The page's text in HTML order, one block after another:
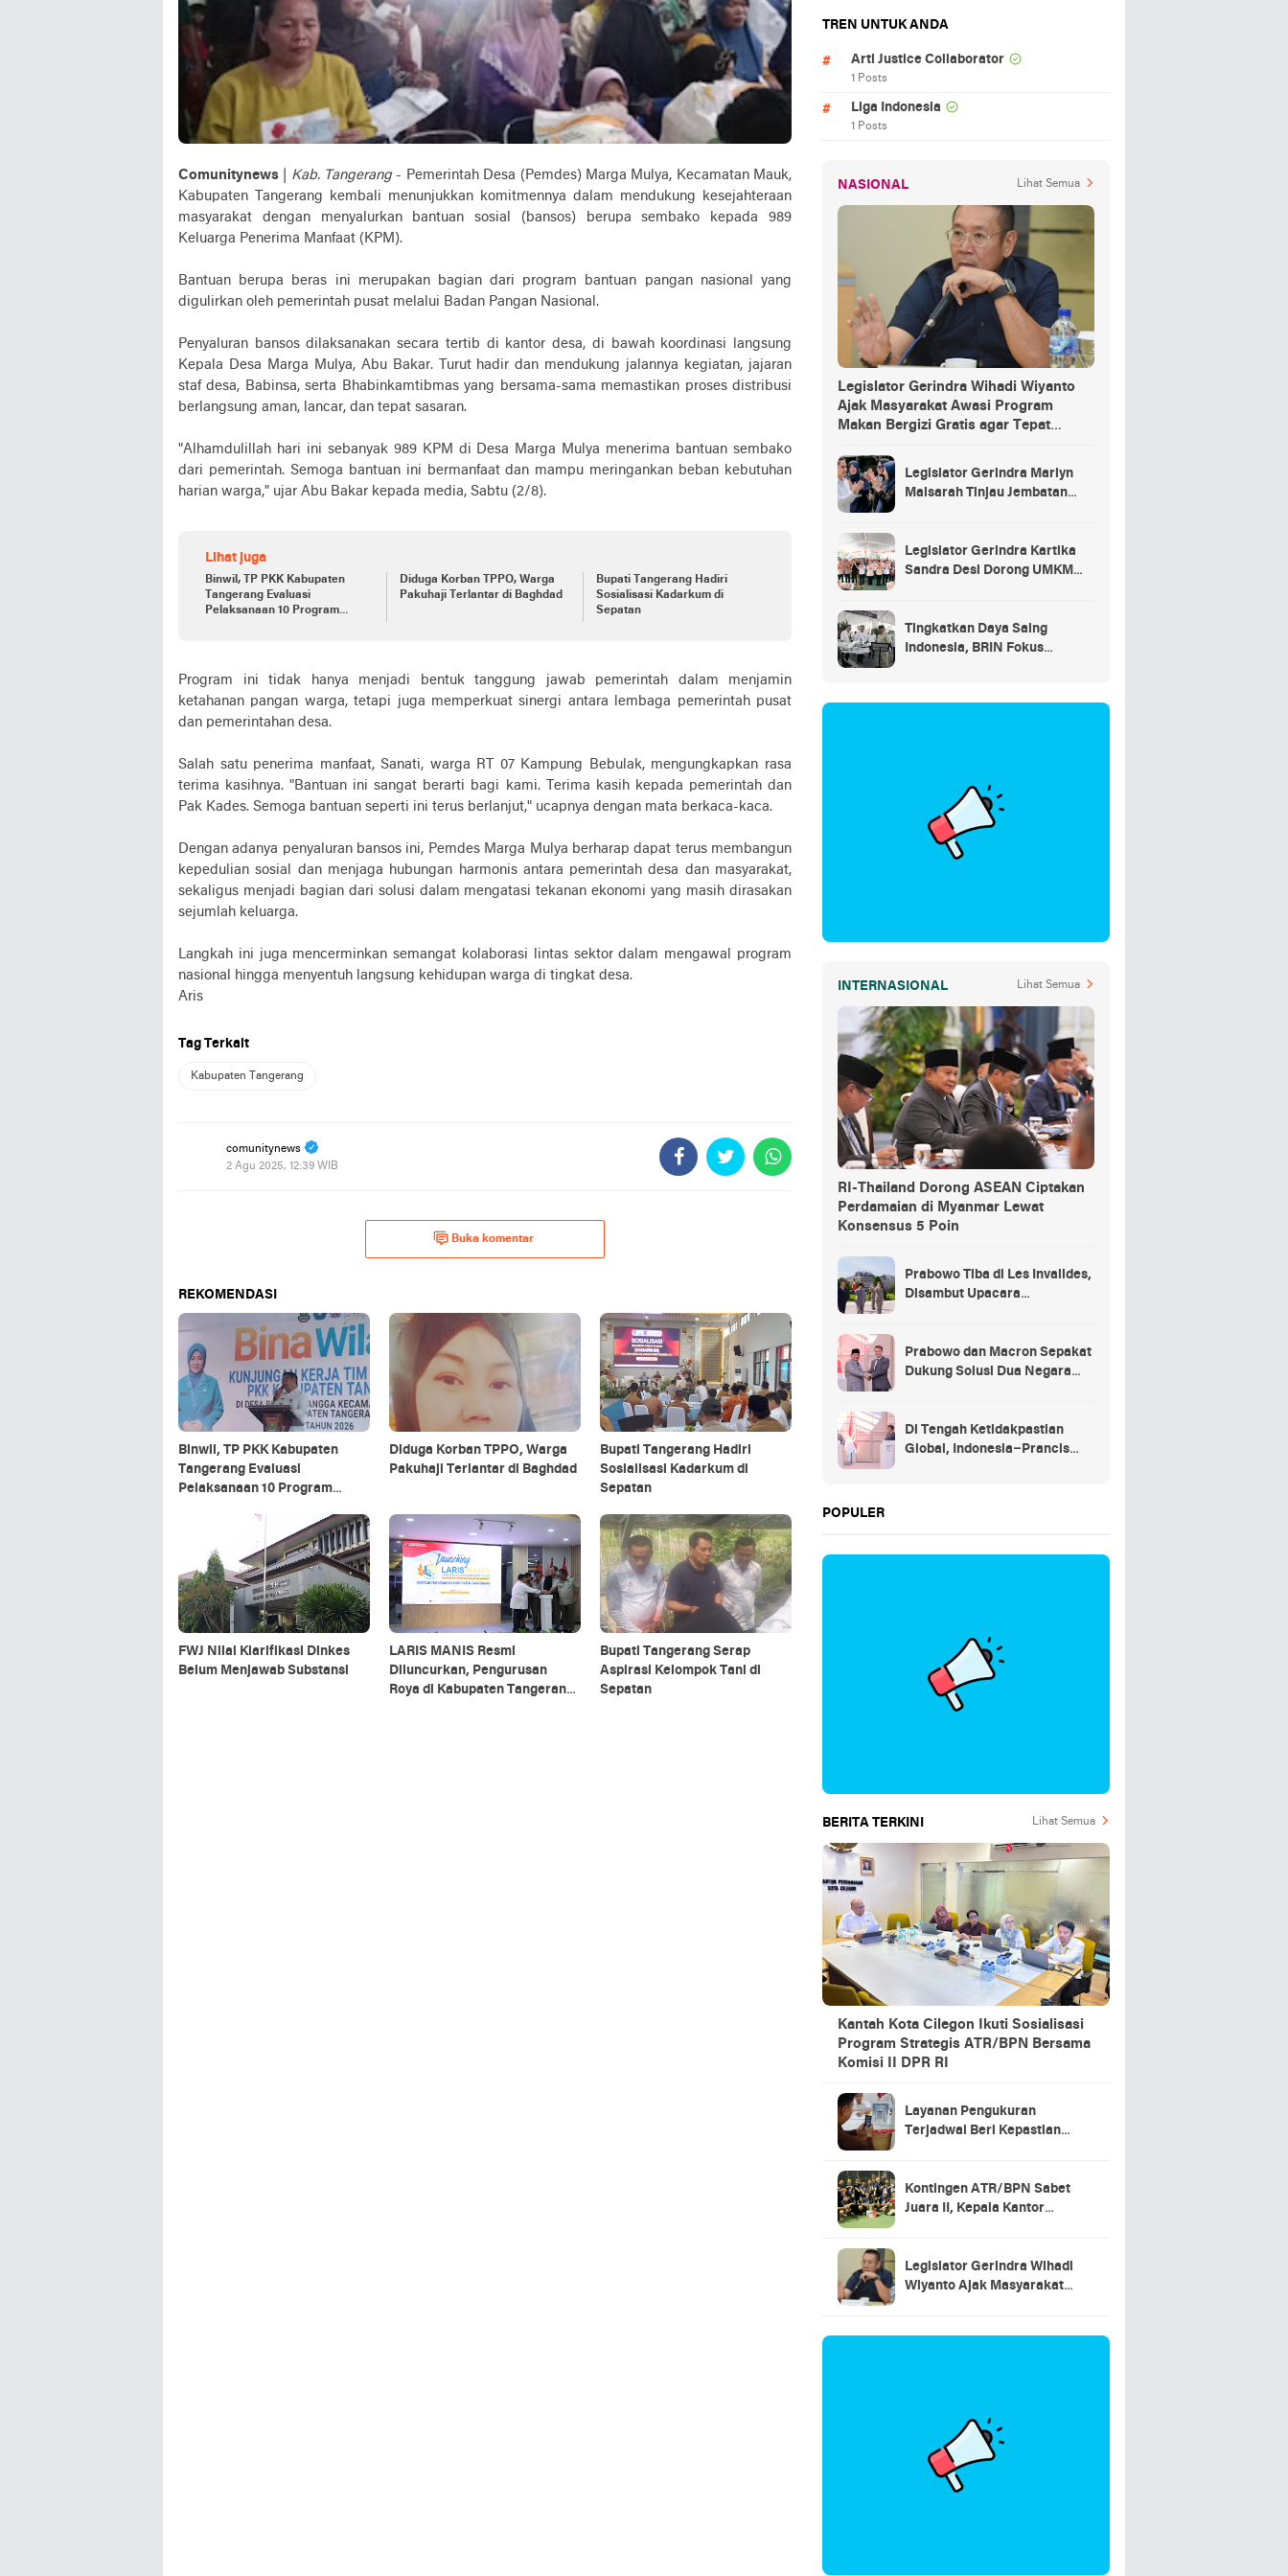
Comunitynews Kab. Tangerang- Pemerintah Desa (Pemdes) Marga Mulya, Kecamatan Mauk,
Kabupaten Tangerang kembali menunjukkan komitmennya dalam mendukung kesejahteraan
masyarakat dengan menyalurkan bantuan sosial (bansos) berupa sembako kepada 989
Keluarga Penerima Manfaat (KPM).
Bantuan berupa beras ini merupakan bagian dari program bantuan pangan nasional yang
digulirkan oleh pemerintah pusat melalui Badan Pangan Nasional.
Penyaluran bansos dilaksanakan secara tertib di kantor desa, di bawah koordinasi langsung
Kepala Desa Marga Mulya, Abu Bakar. Turut hadir dan mendukung jalannya kegiatan, jajaran
staf desa, Babinsa, serta Bhabinkamtibmas yang bersama-sama memastikan proses distribusi
berlangsung aman, lancar, dan tepat sasaran.
"Alhamdulillah hari ini sebanyak 989 KPM di Desa Marga Mulya menerima bantuan sembako
dari pemerintah. Semoga bantuan ini bermanfaat dan mampu meringankan beban kebutuhan
harian warga," ujar Abu Bakar kepada media, Sabtu (2/8).
Lihat juga
Binwil, TP PKK Kabupaten
Tangerang Evaluasi
Pelaksanaan 10 Program
Diduga Korban TPPO, Warga
Pakuhaji Terlantar di Baghdad
Bupati Tangerang Hadiri
Sosialisasi Kadarkum di
Sepatan
Program ini tidak hanya menjadi bentuk tanggung jawab pemerintah dalam menjamin
ketahanan pangan warga, tetapi juga memperkuat sinergi antara lembaga pemerintah pusat
dan pemerintahan desa.
Salah satu penerima manfaat, Sanati, warga RT 07 Kampung Bebulak, mengungkapkan rasa
terima kasihnya. "Bantuan ini sangat berarti bagi kami. Terima kasih kepada pemerintah dan
Pak Kades. Semoga bantuan seperti ini terus berlanjut," ucapnya dengan mata berkaca-kaca.
Dengan adanya penyaluran bansos ini, Pemdes Marga Mulya berharap dapat terus membangun
kepedulian sosial dan menjaga hubungan harmonis antara pemerintah desa dan masyarakat,
sekaligus menjadi bagian dari solusi dalam mengatasi tekanan ekonomi yang masih dirasakan
sejumlah keluarga.
Langkah ini juga mencerminkan semangat kolaborasi lintas sektor dalam mengawal program
nasional hingga menyentuh langsung kehidupan warga di tingkat desa.
Aris
Tag Terkait
Kabupaten Tangerang
comunitynews
2 Agu 2025, 12:39 WIB
Buka komentar
REKOMENDASI
Binwil, TP PKK Kabupaten
Tangerang Evaluasi
Pelaksanaan 10 Program
Diduga Korban TPPO, Warga
Pakuhaji Terlantar di Baghdad
Bupati Tangerang Hadiri
Sosialisasi Kadarkum di
Sepatan
FWJ Nilai Klarifikasi Dinkes
Belum Menjawab Substansi
LARIS MANIS Resmi
Diluncurkan, Pengurusan
Roya di Kabupaten Tangerang
Bupati Tangerang Serap
Aspirasi Kelompok Tani di
Sepatan
TREN UNTUK ANDA
Arti Justice Collaborator
1 Posts
Liga Indonesia
1 Posts
NASIONAL Lihat Semua
Legislator Gerindra Wihadi Wiyanto
Ajak Masyarakat Awasi Program
Makan Bergizi Gratis agar Tepat
Legislator Gerindra Marlyn
Maisarah Tinjau Jembatan
Legislator Gerindra Kartika
Sandra Desi Dorong UMKM
Tingkatkan Daya Saing
Indonesia, BRIN Fokus
INTERNASIONAL Lihat Semua
RI-Thailand Dorong ASEAN Ciptakan
Perdamaian di Myanmar Lewat
Konsensus 5 Poin
Prabowo Tiba di Les Invalides,
Disambut Upacara
Prabowo dan Macron Sepakat
Dukung Solusi Dua Negara
Di Tengah Ketidakpastian
Global, Indonesia–Prancis
POPULER
BERITA TERKINI Lihat Semua
Kantah Kota Cilegon Ikuti Sosialisasi
Program Strategis ATR/BPN Bersama
Komisi II DPR RI
Layanan Pengukuran
Terjadwal Beri Kepastian
Kontingen ATR/BPN Sabet
Juara II, Kepala Kantor
Legislator Gerindra Wihadi
Wiyanto Ajak Masyarakat